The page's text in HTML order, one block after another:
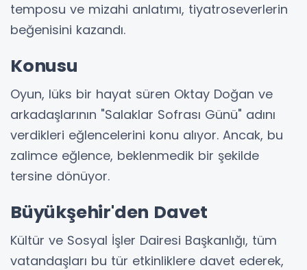
temposu ve mizahi anlatımı, tiyatroseverlerin
beğenisini kazandı.
Konusu
Oyun, lüks bir hayat süren Oktay Doğan ve
arkadaşlarının "Salaklar Sofrası Günü" adını
verdikleri eğlencelerini konu alıyor. Ancak, bu
zalimce eğlence, beklenmedik bir şekilde
tersine dönüyor.
Büyükşehir'den Davet
Kültür ve Sosyal İşler Dairesi Başkanlığı, tüm
vatandaşları bu tür etkinliklere davet ederek,